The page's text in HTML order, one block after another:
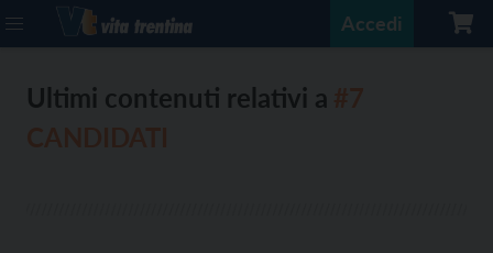
Accedi
Ultimi contenuti relativi a